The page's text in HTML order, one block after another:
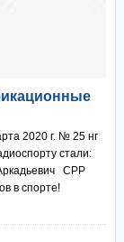
2020 г. № 25 нг
стали:
СРР
в спорте!